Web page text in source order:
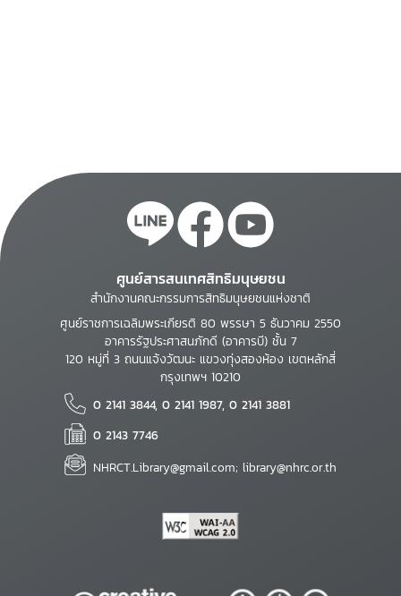
ศูนย์สารสนเทศสิทธิมนุษยชน
สำนักงานคณะกรรมการสิทธิมนุษยชนแห่งชาติ
ศูนย์ราชการเฉลิมพระเกียรติ 80 พรรษา 5 ธันวาคม 2550
อาคารรัฐประศาสนภักดี (อาคารบี) ชั้น 7
120 หมู่ที่ 3 ถนนแจ้งวัฒนะ แขวงทุ่งสองห้อง เขตหลักสี่
กรุงเทพฯ 10210
0 2141 3844, 0 2141 1987, 0 2141 3881
0 2143 7746
NHRCT.Library@gmail.com; library@nhrc.or.th